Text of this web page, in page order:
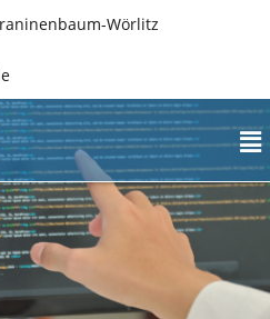
Wörlitz